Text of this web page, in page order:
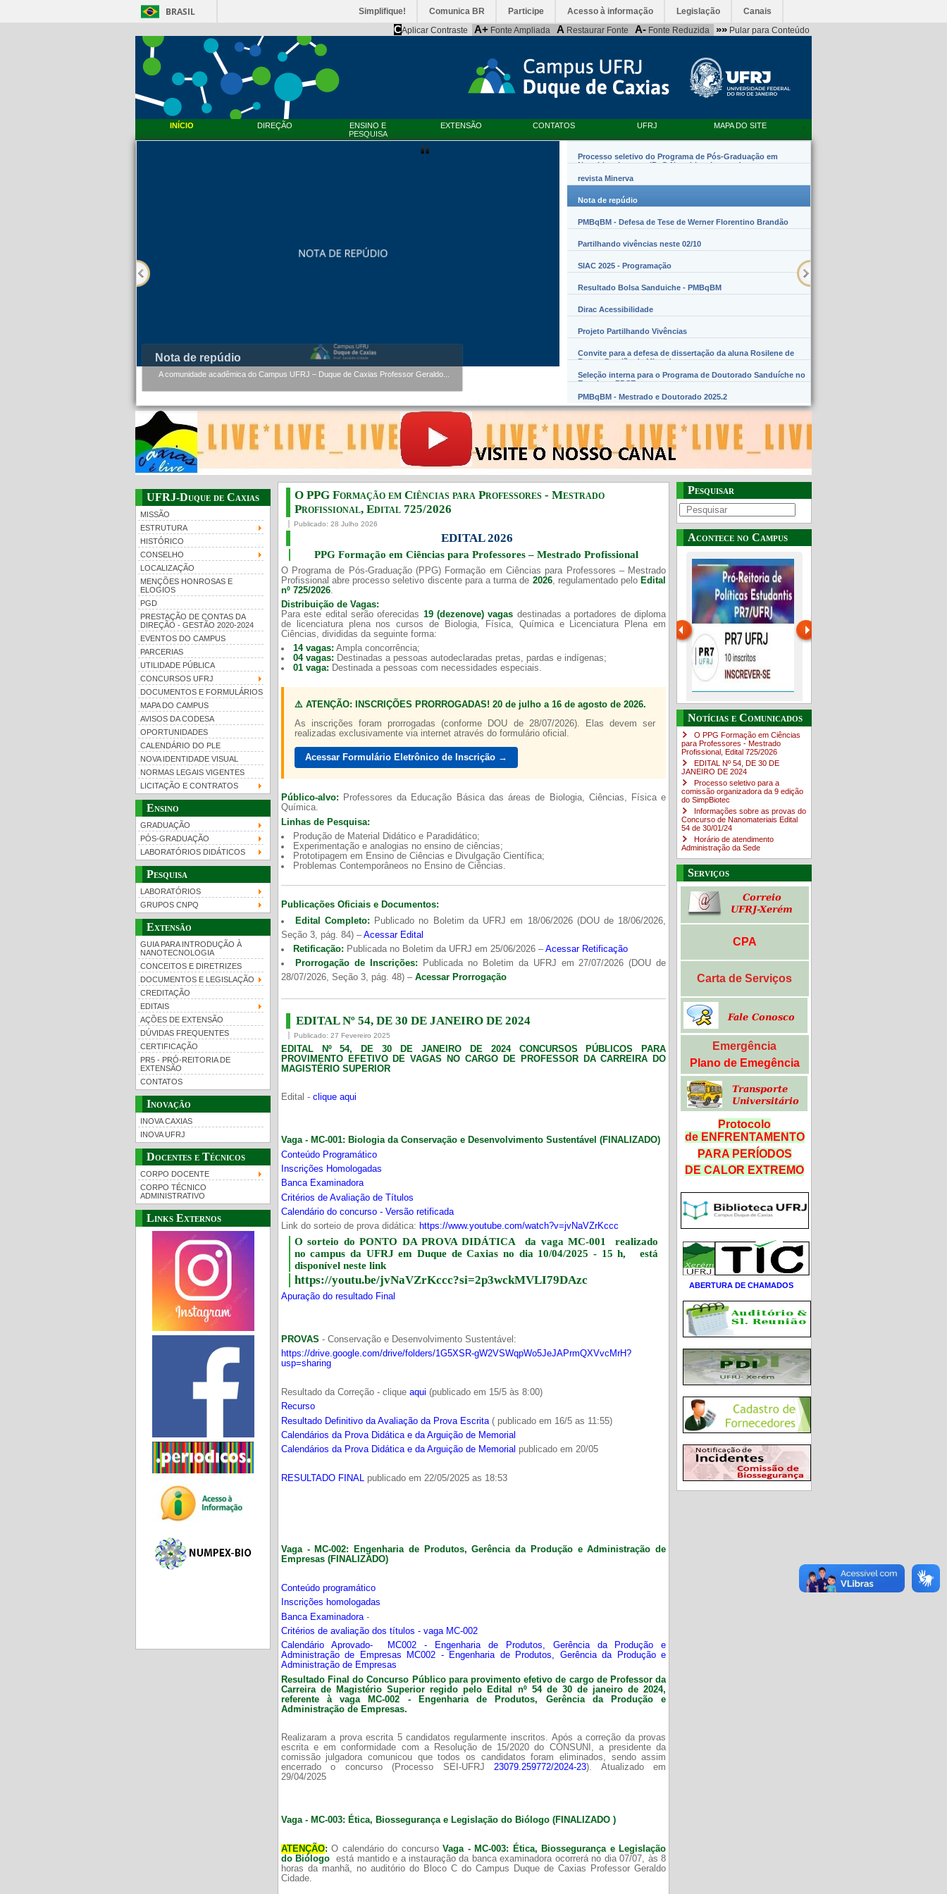
BRASIL Simplifique! Comunica BR Participe Acesso à informação Legislação Canais
CAplicar Contraste A+ Fonte Ampliada A Restaurar Fonte A- Fonte Reduzida »» Pular para Conteúdo
INÍCIO DIREÇÃO
ENSINO E
PESQUISA
EXTENSÃO CONTATOS UFRJ MAPA DO SITE
PMBqBM - Defesa de Tese de Werner Florentino Brandão
PMBqBM - Defesa de Doutorado - Werner Florentino Brandão A...
Processo seletivo do Programa de Pós-Graduação em
Nanobiossistemas (PpG Nanobiossistemas)
revista Minerva
Nota de repúdio
PMBqBM - Defesa de Tese de Werner Florentino Brandão
Partilhando vivências neste 02/10
SIAC 2025 - Programação
Resultado Bolsa Sanduiche - PMBqBM
Dirac Acessibilidade
Projeto Partilhando Vivências
Convite para a defesa de dissertação da aluna Rosilene de
Barros Damião de Miranda
Seleção interna para o Programa de Doutorado Sanduíche no
Exterior – PDSE
PMBqBM - Mestrado e Doutorado 2025.2
UFRJ-Duque de Caxias
MISSÃO
ESTRUTURA
HISTÓRICO
CONSELHO
LOCALIZAÇÃO
MENÇÕES HONROSAS E
ELOGIOS
PGD
PRESTAÇÃO DE CONTAS DA
DIREÇÃO - GESTÃO 2020-2024
EVENTOS DO CAMPUS
PARCERIAS
UTILIDADE PÚBLICA
CONCURSOS UFRJ
DOCUMENTOS E FORMULÁRIOS
MAPA DO CAMPUS
AVISOS DA CODESA
OPORTUNIDADES
CALENDÁRIO DO PLE
NOVA IDENTIDADE VISUAL
NORMAS LEGAIS VIGENTES
LICITAÇÃO E CONTRATOS
Ensino
GRADUAÇÃO
PÓS-GRADUAÇÃO
LABORATÓRIOS DIDÁTICOS
Pesquisa
LABORATÓRIOS
GRUPOS CNPQ
Extensão
GUIA PARA INTRODUÇÃO À
NANOTECNOLOGIA
CONCEITOS E DIRETRIZES
DOCUMENTOS E LEGISLAÇÃO
CREDITAÇÃO
EDITAIS
AÇÕES DE EXTENSÃO
DÚVIDAS FREQUENTES
CERTIFICAÇÃO
PR5 - PRÓ-REITORIA DE
EXTENSÃO
CONTATOS
Inovação
INOVA CAXIAS
INOVA UFRJ
Docentes e Técnicos
CORPO DOCENTE
CORPO TÉCNICO
ADMINISTRATIVO
Links Externos
O PPG Formação em Ciências para Professores - Mestrado
Profissional, Edital ​725/202​6
Publicado: 28 Julho 2026
EDITAL 2026
PPG Formação em Ciências para Professores – Mestrado Profissional
O Programa de Pós-Graduação (PPG) Formação em Ciências para Professores – Mestrado
Profissional abre processo seletivo discente para a turma de 2026, regulamentado pelo Edital
nº 725/2026.
Distribuição de Vagas:
Para este edital serão oferecidas 19 (dezenove) vagas destinadas a portadores de diploma
de licenciatura plena nos cursos de Biologia, Física, Química e Licenciatura Plena em
Ciências, divididas da seguinte forma:
14 vagas: Ampla concorrência;
04 vagas: Destinadas a pessoas autodeclaradas pretas, pardas e indígenas;
01 vaga: Destinada a pessoas com necessidades especiais.
⚠️ ATENÇÃO: INSCRIÇÕES PRORROGADAS! 20 de julho a 16 de agosto de 2026.
As inscrições foram prorrogadas (conforme DOU de 28/07/2026). Elas devem ser
realizadas exclusivamente via internet através do formulário oficial.
Acessar Formulário Eletrônico de Inscrição →
Público-alvo: Professores da Educação Básica das áreas de Biologia, Ciências, Física e
Química.
Linhas de Pesquisa:
Produção de Material Didático e Paradidático;
Experimentação e analogias no ensino de ciências;
Prototipagem em Ensino de Ciências e Divulgação Científica;
Problemas Contemporâneos no Ensino de Ciências.
Publicações Oficiais e Documentos:
Edital Completo: Publicado no Boletim da UFRJ em 18/06/2026 (DOU de 18/06/2026,
Seção 3, pág. 84) –Acessar Edital
Retificação: Publicada no Boletim da UFRJ em 25/06/2026 –Acessar Retificação
Prorrogação de Inscrições: Publicada no Boletim da UFRJ em 27/07/2026 (DOU de
28/07/2026, Seção 3, pág. 48) – Acessar Prorrogação
EDITAL Nº 54, DE 30 DE JANEIRO DE 2024
Publicado: 27 Fevereiro 2025
EDITAL Nº 54, DE 30 DE JANEIRO DE 2024 CONCURSOS PÚBLICOS PARA
PROVIMENTO EFETIVO DE VAGAS NO CARGO DE PROFESSOR DA CARREIRA DO
MAGISTÉRIO SUPERIOR
Edital - clique aqui
Vaga - MC-001: Biologia da Conservação e Desenvolvimento Sustentável (FINALIZADO)
Conteúdo Programático
Inscrições Homologadas
Banca Examinadora
Critérios de Avaliação de Títulos
Calendário do concurso - Versão retificada
Link do sorteio de prova didática: https://www.youtube.com/watch?v=jvNaVZrKccc
O sorteio do PONTO DA PROVA DIDÁTICA da vaga MC-001 realizado
no campus da UFRJ em Duque de Caxias no dia 10/04/2025 - 15 h, está
disponível neste link
https://youtu.be/jvNaVZrKccc?si=2p3wckMVLI79DAzc
Apuração do resultado Final
PROVAS - Conservação e Desenvolvimento Sustentável:
https://drive.google.com/drive/folders/1G5XSR-gW2VSWqpWo5JeJAPrmQXVvcMrH?
usp=sharing
Resultado da Correção - clique aqui (publicado em 15/5 às 8:00)
Recurso
Resultado Definitivo da Avaliação da Prova Escrita( publicado em 16/5 as 11:55)
Calendários da Prova Didática e da Arguição de Memorial
Calendários da Prova Didática e da Arguição de Memorial publicado em 20/05
RESULTADO FINAL publicado em 22/05/2025 as 18:53
Vaga - MC-002: Engenharia de Produtos, Gerência da Produção e Administração de
Empresas (FINALIZADO)
Conteúdo programático
Inscrições homologadas
Banca Examinadora -
Critérios de avaliação dos títulos - vaga MC-002
Calendário Aprovado- MC002 - Engenharia de Produtos, Gerência da Produção e
Administração de Empresas MC002 - Engenharia de Produtos, Gerência da Produção e
Administração de Empresas
Resultado Final do Concurso Público para provimento efetivo de cargo de Professor da
Carreira de
Magistério Superior regido pelo Edital nº 54 de 30 de janeiro de 2024,
referente à vaga MC-002 -
Engenharia de Produtos, Gerência da Produção e
Administração de Empresas.
Realizaram a prova escrita 5 candidatos regularmente inscritos. Após a correção da provas
escrita e em conformidade com a Resolução de 15/2020 do CONSUNI, a presidente da
comissão julgadora comunicou que todos os candidatos foram eliminados, sendo assim
encerrado o concurso (Processo SEI-UFRJ23079.259772/2024-23). Atualizado em
29/04/2025
Vaga - MC-003: Ética, Biossegurança e Legislação do Biólogo (FINALIZADO )
ATENÇÃO: O calendário do concursoVaga - MC-003: Ética, Biossegurança e Legislação
do Biólogo
está mantido e a instauração da banca examinadora ocorrerá no dia 07/07, às 8
horas da manhã, no auditório do Bloco C do Campus Duque de Caxias Professor Geraldo
Cidade.
Pesquisar
Acontece no Campus
Guia de boas práticas
UFRJ 100 anos Notícias e Comunicados
O PPG Formação em Ciências
para Professores - Mestrado
Profissional, Edital ​725/202​6
EDITAL Nº 54, DE 30 DE
JANEIRO DE 2024
Processo seletivo para a
comissão organizadora da 9 edição
do SimpBiotec
Informações sobre as provas do
Concurso de Nanomateriais Edital
54 de 30/01/24
Horário de atendimento
Administração da Sede
Serviços
CPA
Carta de Serviços
Emergência
Plano de Emegência
Protocolo
de ENFRENTAMENTO
PARA PERÍODOS
DE CALOR EXTREMO
ABERTURA DE CHAMADOS